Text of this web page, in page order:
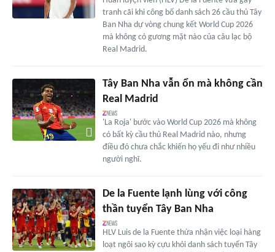
tranh cãi khi công bố danh sách 26 cầu thủ Tây
Ban Nha dự vòng chung kết World Cup 2026
mà không có gương mặt nào của câu lạc bộ
Real Madrid.
Tây Ban Nha vẫn ổn mà không cần
Real Madrid
'La Roja' bước vào World Cup 2026 mà không
có bất kỳ cầu thủ Real Madrid nào, nhưng
điều đó chưa chắc khiến họ yếu đi như nhiều
người nghĩ.
De la Fuente lạnh lùng với công
thần tuyển Tây Ban Nha
HLV Luis de la Fuente thừa nhận việc loại hàng
loạt ngôi sao kỳ cựu khỏi danh sách tuyển Tây